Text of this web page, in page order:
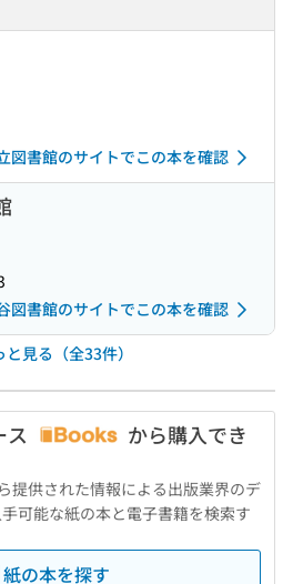
図書館のサイトでこの本を確認
図書館のサイトでこの本を確認
と見る（全33件）
ス
から購入でき
提供された情報による出版業界のデ
可能な紙の本と電子書籍を検索す
紙の本を探す